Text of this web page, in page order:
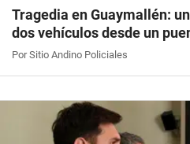
Tragedia en Guaymallén:
dos vehículos desde un
Por Sitio Andino Policiales